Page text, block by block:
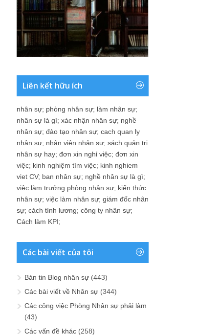
Liên kết hữu ích
nhân sự; phòng nhân sự; làm nhân sự;
nhân sự là gì; xác nhận nhân sự; nghề
nhân sự; đào tạo nhân sự; cach quan ly
nhân sự; nhân viên nhân sự; sách quản trị
nhân sự hay; đơn xin nghỉ việc; đơn xin
việc; kinh nghiệm tìm việc; kinh nghiem
viet CV; ban nhân sự; nghề nhân sự là gì;
việc làm trưởng phòng nhân sự; kiến thức
nhân sự; việc làm nhân sự; giám đốc nhân
sự; cách tính lương; công ty nhân sự;
Cách làm KPI;
Các bài viết của tôi
Bản tin Blog nhân sự (443)
Các bài viết về Nhân sự (344)
Các công việc Phòng Nhân sự phải làm
(43)
Các vấn đề khác (258)